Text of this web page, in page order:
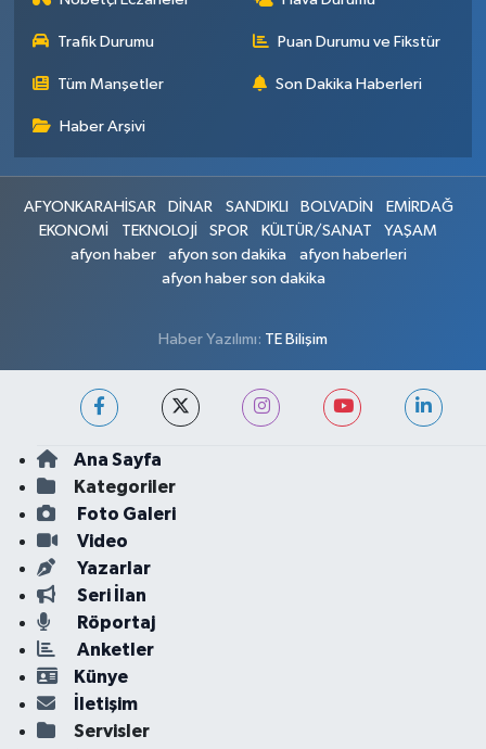
Trafik Durumu Puan Durumu ve Fikstür
Tüm Manşetler Son Dakika Haberleri
Haber Arşivi
AFYONKARAHİSAR DİNAR SANDIKLI BOLVADİN
EMİRDAĞ
EKONOMİ
TEKNOLOJİ SPOR KÜLTÜR/SANAT
YAŞAM
afyon haber
afyon son dakika
afyon haberleri
afyon haber son dakika
Haber Yazılımı: TE Bilişim
Ana Sayfa
Kategoriler
Foto Galeri
Video
Yazarlar
Seri İlan
Röportaj
Anketler
Künye
İletişim
Servisler